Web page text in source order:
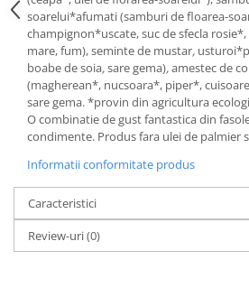
soarelui*afumati (samburi de floarea-
champignon*uscate, suc de sfecla
mare, fum), seminte de mustar,
boabe de soia,sare gema),amestec de
(magherean*, nucsoara*, piper*,
sare gema. *provin din agricultura
O combinatie de gust fantastica din
condimente. Produs fara ulei de palmier
Informatii conformitate produs
Caracteristici
Review-uri(0)